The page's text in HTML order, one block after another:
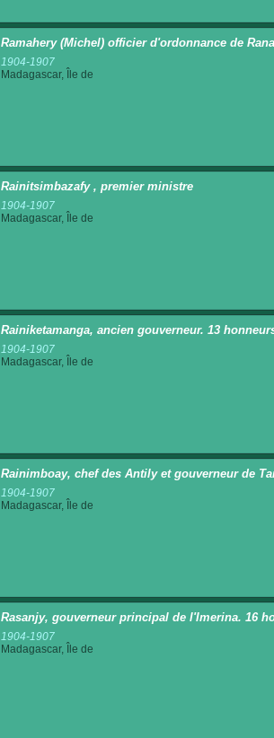
Ramahery (Michel) officier d'ordonnance de
1904-1907
Madagascar, Île de
Rainitsimbazafy , premier ministre
1904-1907
Madagascar, Île de
Rainiketamanga, ancien gouverneur. 13
1904-1907
Madagascar, Île de
Rainimboay, chef des Antily et gouverneur de
1904-1907
Madagascar, Île de
Rasanjy, gouverneur principal de l'Imerina. 16
1904-1907
Madagascar, Île de